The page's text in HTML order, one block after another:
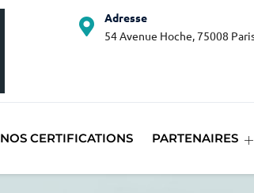
Adresse
54 Avenue Hoche, 75008
NOS CERTIFICATIONS PARTENAIRES